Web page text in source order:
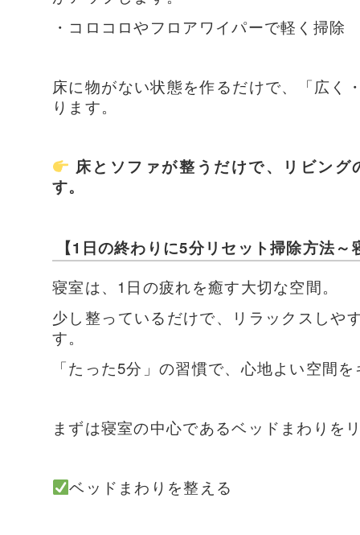
・コロコロやフロアワイパーで軽く掃除
床に物がない状態を作るだけで、「広く
ります。
床とソファが整うだけで、リビン
す。
【1日の終わりに5分リセット掃除方法
寝室は、1日の疲れを癒す大切な空間。
少し整っているだけで、リラックスしや
す。
「たった5分」の習慣で、心地よい空間
まずは寝室の中心であるベッドまわりを
ベッドまわりを整える